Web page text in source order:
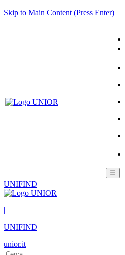
Skip to Main Content (Press Enter)
☰
UNIFIND
|
UNIFIND
unior.it